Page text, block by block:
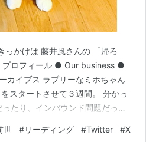
かけは 藤井風さんの 「帰ろ
ロフィール ● Our business ●
カイブス ラブリーなミホちゃん
スタートさせて３週間。 分かっ
たり、インバウンド問題だった
いう事ですね。 もちろん、ほっ
世 #リーディング #Twitter #X